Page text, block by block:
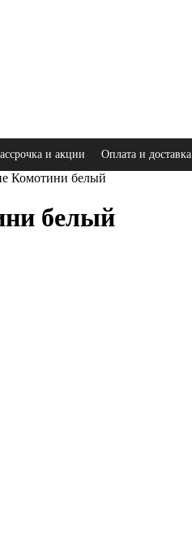
и акции Оплата и доставка
Комотини белый
белый